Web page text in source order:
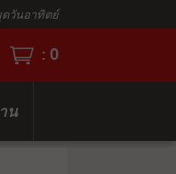
ดวันอาทิตย์
: 0
น